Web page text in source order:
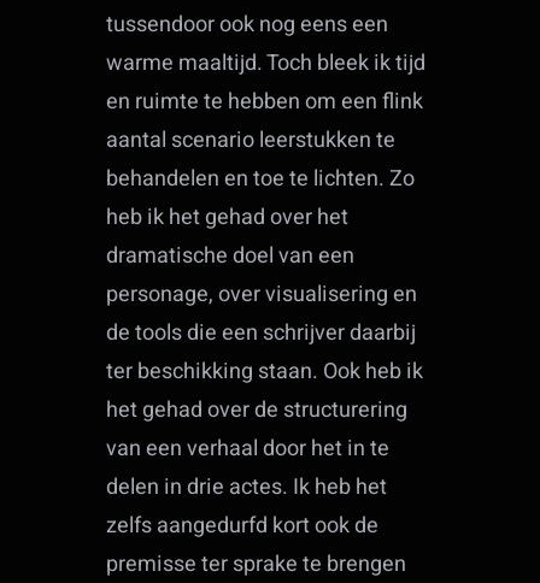
tussendoor ook nog eens een
warme maaltijd. Toch bleek ik tijd
en ruimte te hebben om een flink
aantal scenario leerstukken te
behandelen en toe te lichten. Zo
heb ik het gehad over het
dramatische doel van een
personage, over visualisering en
de tools die een schrijver daarbij
ter beschikking staan. Ook heb ik
het gehad over de structurering
van een verhaal door het in te
delen in drie actes. Ik heb het
zelfs aangedurfd kort ook de
premisse ter sprake te brengen